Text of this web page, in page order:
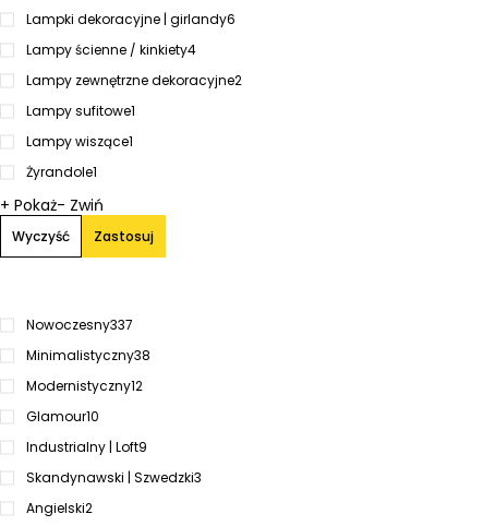
Lampki dekoracyjne | girlandy6
Lampy ścienne / kinkiety4
Lampy zewnętrzne dekoracyjne2
Lampy sufitowe1
Lampy wiszące1
Żyrandole1
+ Pokaż- Zwiń
Wyczyść Zastosuj
Nowoczesny337
Minimalistyczny38
Modernistyczny12
Glamour10
Industrialny | Loft9
Skandynawski | Szwedzki3
Angielski2